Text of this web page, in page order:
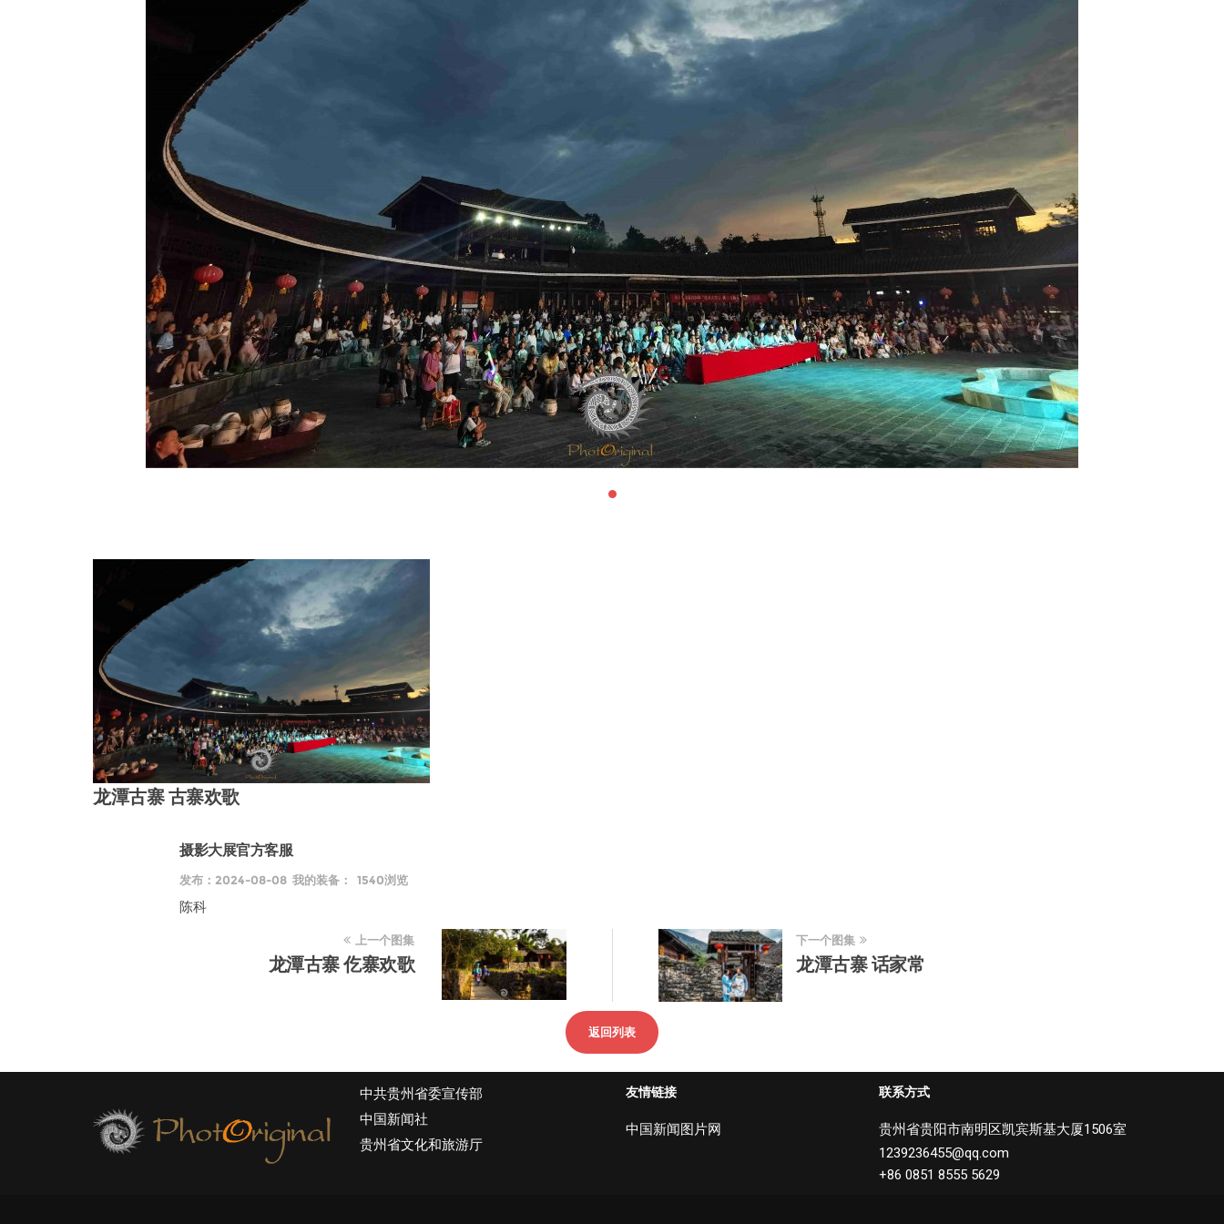
龙潭古寨 古寨欢歌
摄影大展官方客服
发布：2024-08-08 我的装备： 1540浏览
陈科
上一个图集
龙潭古寨 仡寨欢歌
下一个图集
龙潭古寨 话家常
返回列表
中共贵州省委宣传部
中国新闻社
贵州省文化和旅游厅
友情链接
中国新闻图片网
联系方式
贵州省贵阳市南明区凯宾斯基大厦1506室
1239236455@qq.com
+86 0851 8555 5629